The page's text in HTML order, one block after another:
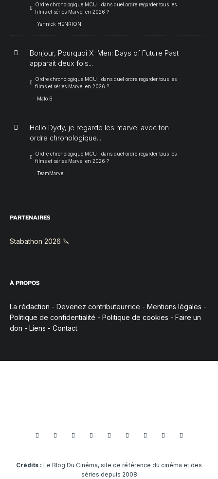
Ordre chronologique MCU : dans quel ordre regarder tous les
films et séries Marvel en 2026 ?
Yannick HENRION
Bonjour, Pourquoi X-Men: Days of Future Past
apparait deux fois...
Ordre chronologique MCU : dans quel ordre regarder tous les
films et séries Marvel en 2026 ?
Malo B
Hello Dydy, je regarde les marvel avec ton
ordre chronologique...
Ordre chronologique MCU : dans quel ordre regarder tous les
films et séries Marvel en 2026 ?
TeamMarvel
PARTENAIRES
Stabathon 2026 🔪
À PROPOS
La rédaction - Devenez contributeur·rice - Mentions légales -
Politique de confidentialité - Politique de cookies - Faire un
don - Liens - Contact
Crédits : Le Blog Du Cinéma, site de référence du cinéma et des
séries depuis 2008